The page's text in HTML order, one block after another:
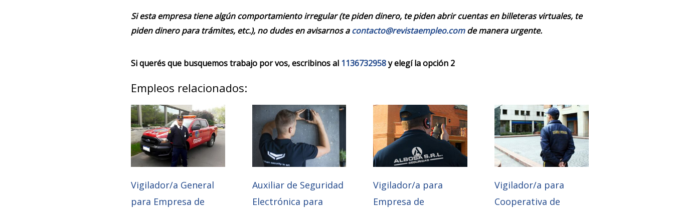
Si esta empresa tiene algún comportamiento irregular (te piden dinero, te piden abrir cuentas en billeteras virtuales, te
piden dinero para trámites, etc.), no dudes en avisarnos acontacto@revistaempleo.comde manera urgente.
Si querés que busquemos trabajo por vos, escribinos al 1136732958y elegí la opción 2
Empleos relacionados:
Vigilador/a General
para Empresa de
Auxiliar de Seguridad
Electrónica para
Vigilador/a para
Empresa de
Vigilador/a para
Cooperativa de